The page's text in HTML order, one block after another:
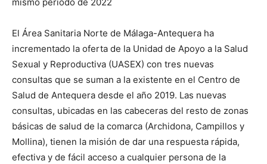
mismo periodo de 2022
El Área Sanitaria Norte de Málaga-Antequera ha
incrementado la oferta de la Unidad de Apoyo a la Salud
Sexual y Reproductiva (UASEX) con tres nuevas
consultas que se suman a la existente en el Centro de
Salud de Antequera desde el año 2019. Las nuevas
consultas, ubicadas en las cabeceras del resto de zonas
básicas de salud de la comarca (Archidona, Campillos y
Mollina), tienen la misión de dar una respuesta rápida,
efectiva y de fácil acceso a cualquier persona de la